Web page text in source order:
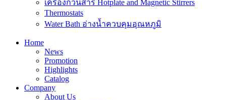
เครื่องกวนสาร Hotplate and Magnetic Stirrers
Thermostats
Water Bath อ่างน้ำควบคุมอุณหภูมิ
Home
News
Promotion
Highlights
Catalog
Company
About Us